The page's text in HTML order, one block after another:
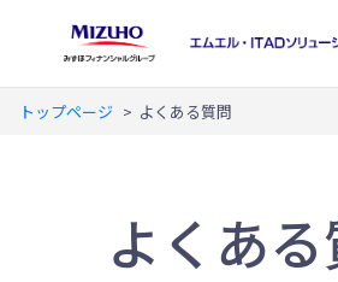
企業情報
トップページ > よくある質問
よくあ